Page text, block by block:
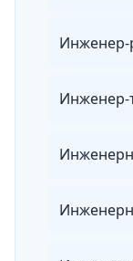
Инженер-
Инженер-